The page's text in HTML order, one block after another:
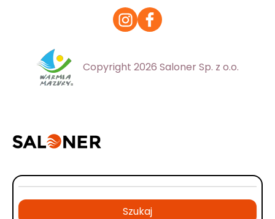
Copyright 2026 Saloner Sp. z o.o.
Szukaj